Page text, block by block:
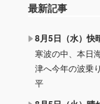
最新記事
8月5日（水）快
寒波の中、本日
津へ今年の波乗
平